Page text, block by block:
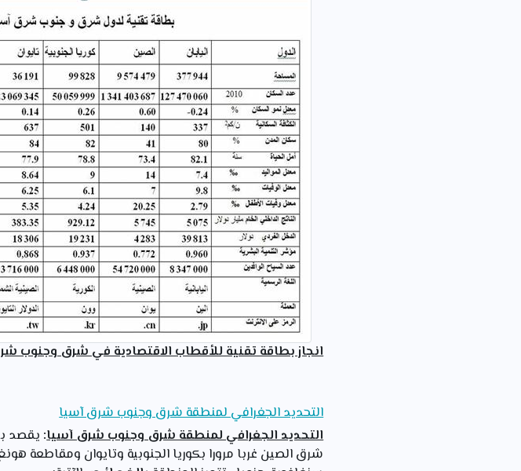
انجاز بطاقة تقنية للأقطاب الاقتصادية في شرق وجنوب
التحديد الجغرافي لمنطقة شرق وجنوب شرق آسيا
التحديد الجغرافي لمنطقة شرق وجنوب شرق آسيا: يقصد
شرق الصين غربا مرورا بكوريا الجنوبية وتايوان ومقاطعة